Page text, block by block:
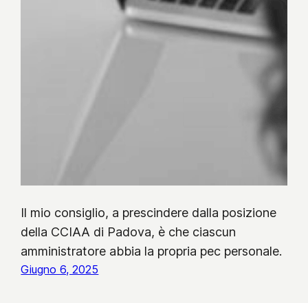
Il mio consiglio, a prescindere dalla posizione
della CCIAA di Padova, è che ciascun
amministratore abbia la propria pec personale.
Giugno 6, 2025